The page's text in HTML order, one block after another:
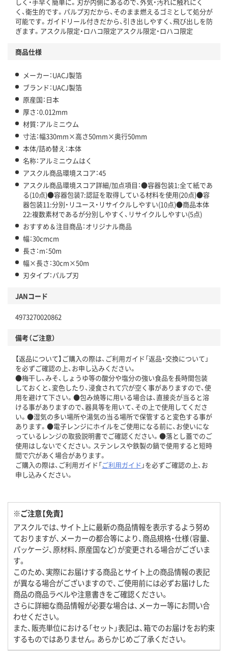
く、衛生的です。パルプ刃だから、そのまま燃えるゴミとして処分が
可能です。ガイドリール付きだから、引き出しやすく、飛び出しを防
ぎます。アスクル限定・ロハコ限定アスクル限定・ロハコ限定
商品仕様
メーカー：UACJ製箔
ブランド：UACJ製箔
原産国：日本
厚さ：0.012mm
材質：アルミニウム
寸法：幅330mm×高さ50mm×奥行50mm
本体/詰め替え：本体
名称：アルミニウムはく
アスクル商品環境スコア：45
アスクル商品環境スコア詳細/加点項目：●容器包装1:全て紙であ
る(10点)●容器包装7:認証を取得している材料を使用(20点)●容
器包装11:分別・リユース・リサイクルしやすい(10点)●商品本体
22:複数素材であるが分別しやすく、リサイクルしやすい(5点)
おすすめ＆注目商品：オリジナル商品
幅：30cmcm
長さ：m：50m
幅×長さ：30cm×50m
刃タイプ：パルプ刃
JANコード
4973270020862
備考（ご注意）
【返品について】ご購入の際は、ご利用ガイド「返品・交換について」
を必ずご確認の上、お申し込みください。
●梅干し、みそ、しょうゆ等の酸分や塩分の強い食品を長時間包装
しておくと、変色したり、浸食されて穴が空く事がありますので、使
用を避けて下さい。●包み焼等に用いる場合は、直接炎が当ると溶
ける事がありますので、器具等を用いて、その上で使用してくださ
い。●湿気の多い場所や湯気の当る場所で保管すると変色する事が
あります。●電子レンジにホイルをご使用になる前に、お使いにな
っているレンジの取扱説明書でご確認ください。●落とし蓋でのご
使用はしないでください。ステンレスや鉄製の鍋で使用すると短時
間で穴があく場合があります。
ご購入の際は、ご利用ガイド「ご利用ガイド 」を必ずご確認の上、お
申し込みください。
※ご注意【免責】
アスクルでは、サイト上に最新の商品情報を表示するよう努め
ておりますが、メーカーの都合等により、商品規格・仕様（容量、
パッケージ、原材料、原産国など）が変更される場合がございま
す。
このため、実際にお届けする商品とサイト上の商品情報の表記
が異なる場合がございますので、ご使用前には必ずお届けした
商品の商品ラベルや注意書きをご確認ください。
さらに詳細な商品情報が必要な場合は、メーカー等にお問い合
わせください。
また、販売単位における「セット」表記は、箱でのお届けをお約束
するものではありません。あらかじめご了承ください。